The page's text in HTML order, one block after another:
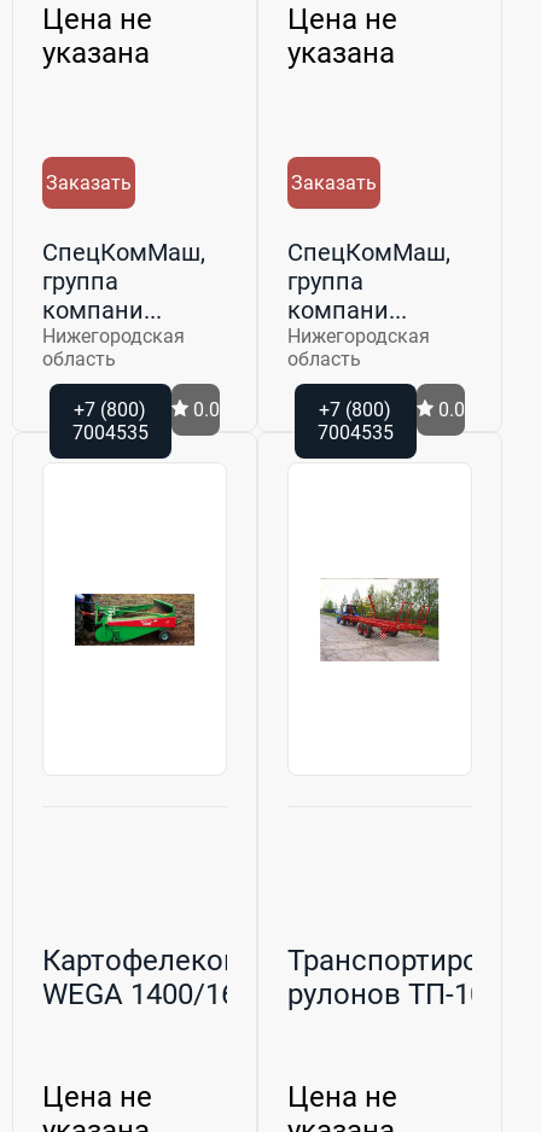
захвата и
изм...
Цена не
указана
Заказать
СпецКомМаш,
группа
компани...
Нижегородская
область
+7 (800)
7004535
0.0
Цена не
указана
Заказать
СпецКомМаш,
группа
компани...
Нижегородская
область
+7 (800)
7004535
0.0
Картофелекопатель
WEGA 1400/1600
Цена не
рулонов ТП-10
Цена не